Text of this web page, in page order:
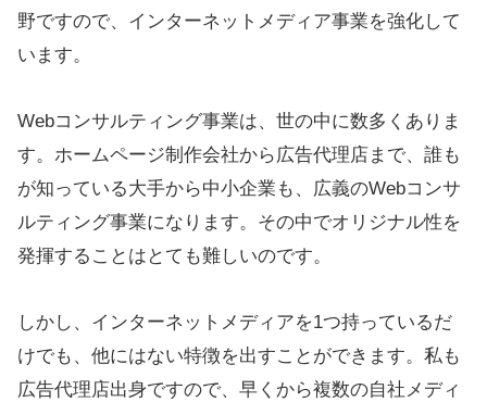
野ですので、インターネットメディア事業を強化して
います。
Webコンサルティング事業は、世の中に数多くありま
す。ホームページ制作会社から広告代理店まで、誰も
が知っている大手から中小企業も、広義のWebコンサ
ルティング事業になります。その中でオリジナル性を
発揮することはとても難しいのです。
しかし、インターネットメディアを1つ持っているだ
けでも、他にはない特徴を出すことができます。私も
広告代理店出身ですので、早くから複数の自社メディ